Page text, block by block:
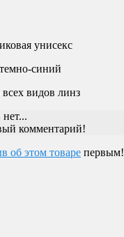
унисекс
синий
видов линз
комментарий!
об этом товаре первым!